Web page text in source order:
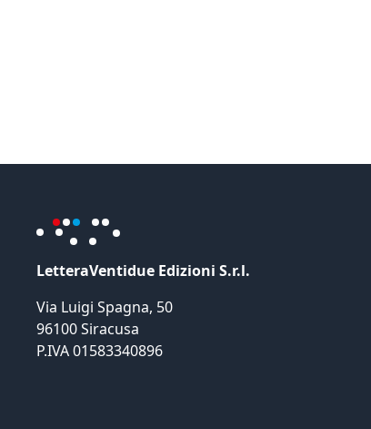
LetteraVentidue Edizioni S.r.l.
Via Luigi Spagna, 50
96100 Siracusa
P.IVA 01583340896